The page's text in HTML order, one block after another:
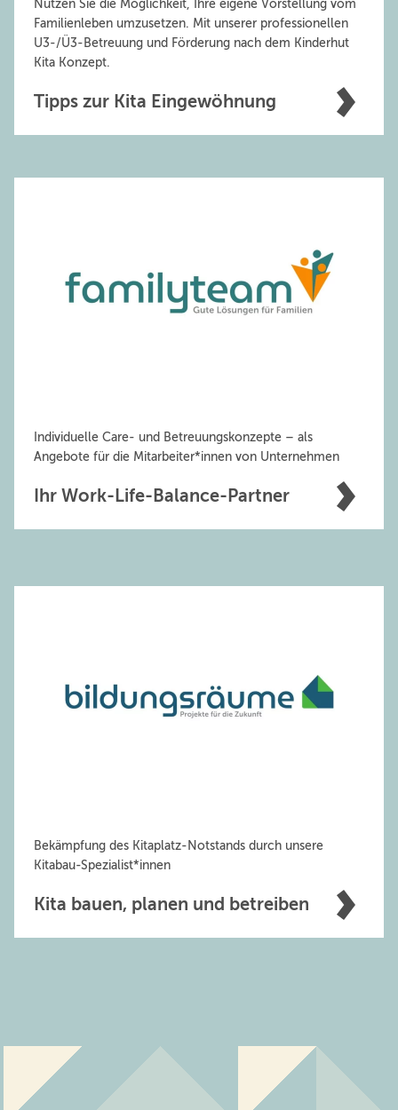
Nutzen Sie die Möglichkeit, Ihre eigene Vorstellung vom
Familienleben umzusetzen. Mit unserer professionellen
U3-/Ü3-Betreuung und Förderung nach dem Kinderhut
Kita Konzept.
Tipps zur Kita Eingewöhnung
Individuelle Care- und Betreuungskonzepte – als
Angebote für die Mitarbeiter*innen von Unternehmen
Ihr Work-Life-Balance-Partner
Bekämpfung des Kitaplatz-Notstands durch unsere
Kitabau-Spezialist*innen
Kita bauen, planen und betreiben